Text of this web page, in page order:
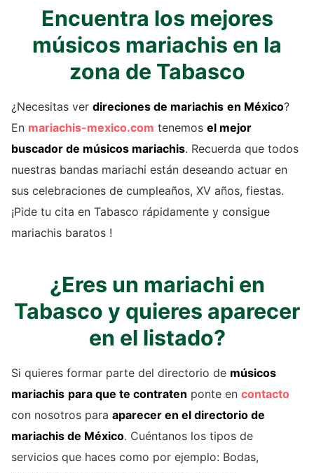
Encuentra los mejores
músicos mariachis en la
zona de Tabasco
¿Necesitas ver direciones de mariachis en México?
En mariachis-mexico.com tenemos el mejor
buscador de músicos mariachis. Recuerda que todos
nuestras bandas mariachi están deseando actuar en
sus celebraciones de cumpleaños, XV años, fiestas.
¡Pide tu cita en Tabasco rápidamente y consigue
mariachis baratos !
¿Eres un mariachi en
Tabasco y quieres aparecer
en el listado?
Si quieres formar parte del directorio de músicos
mariachis para que te contraten ponte en contacto
con nosotros para aparecer en el directorio de
mariachis de México. Cuéntanos los tipos de
servicios que haces como por ejemplo: Bodas,